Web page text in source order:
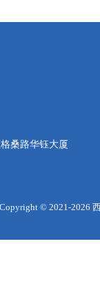
桑路华钰大厦
Copyright © 2021-2026